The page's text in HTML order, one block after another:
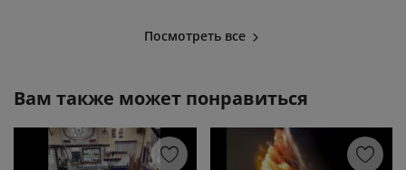
Посмотреть все
Вам также может понравиться